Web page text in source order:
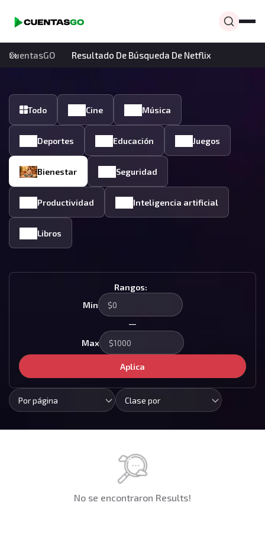
CuentasGO Resultado De Búsqueda De Netflix
Todo Cine Música
Deportes Educación Juegos
Bienestar Seguridad
Productividad Inteligencia artificial
Libros
Rangos:
Min
—
Max
Aplica
Por página Clase por
No se encontraron Results!